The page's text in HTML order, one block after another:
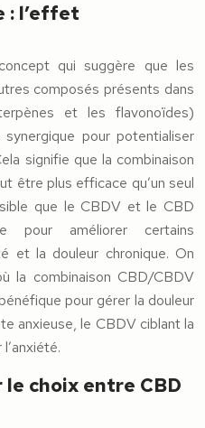
: l’effet
qui suggère que les
composés présents dans
et les flavonoïdes)
pour potentialiser
signifie que la combinaison
être plus efficace qu’un seul
que le CBDV et le CBD
pour améliorer certains
et la douleur chronique. On
la combinaison CBD/CBDV
pour gérer la douleur
anxieuse, le CBDV ciblant la
choix entre CBD